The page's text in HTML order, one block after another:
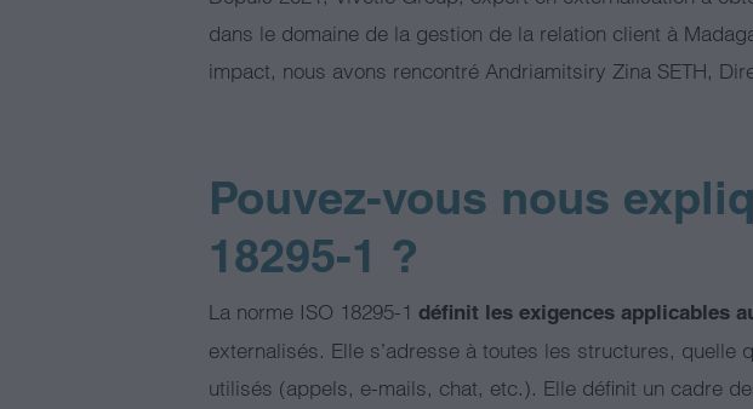
dans le domaine de la gestion de la relation client à
impact, nous avons rencontré Andriamitsiry Zina SETH,
Pouvez-vous nous
18295-1 ?
La norme ISO 18295-1 définit les exigences applicables
externalisés. Elle s’adresse à toutes les structures,
utilisés (appels, e-mails, chat, etc.). Elle définit un cadre